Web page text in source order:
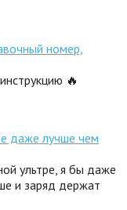
номер,
🔥
даже лучше чем
ультре, я бы даже
и заряд держат